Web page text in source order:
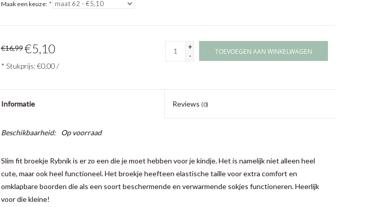
Maak een keuze: *
€16,99 €5,10
* Stukprijs: €0,00 /
+
-
TOEVOEGEN AAN WINKELWAGEN
Informatie Reviews (0)
Beschikbaarheid: Op voorraad
Slim fit broekje Rybnik is er zo een die je moet hebben voor je kindje. Het is namelijk niet alleen heel
cute, maar ook heel functioneel. Het broekje heefteen elastische taille voor extra comfort en
omklapbare boorden die als een soort beschermende en verwarmende sokjes functioneren. Heerlijk
voor die kleine!